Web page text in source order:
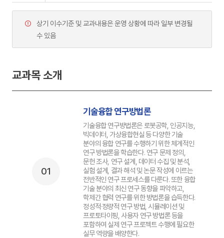
상기 이수기준 및 교과내용은 운영 상황에 따라 일부 변경될
수 있음
교과목 소개
01
기술융합 연구방법론
기술융합 연구방법론은 로봇공학, 인공지능,
빅데이터, 가상융합현실 등 다양한 기술
분야의 융합 연구를 수행하기 위한 체계적인
연구 방법론을 학습한다. 연구 문제 정의,
문헌 조사, 연구 설계, 데이터 수집 및 분석,
실험 설계, 결과 해석 및 논문 작성에 이르는
전반적인 연구 프로세스를 다룬다. 또한 융합
기술 분야의 최신 연구 동향을 파악하고,
학제간 협력 연구를 위한 방법론을 습득한다.
정성적·정량적 연구 방법, 시뮬레이션 및
프로토타이핑, 사용자 연구 방법론 등을
포함하여 실제 연구 프로젝트 수행에 필요한
실무 역량을 배양한다.